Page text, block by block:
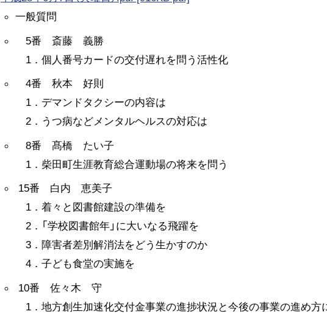
一般質問
5番 斎藤 義勝
1．個人番号カードの交付遅れを問う活性化
4番 秋本 好則
1．デマンドタクシーの内容は
2．うつ病などメンタルヘルスの対応は
8番 髙橋 たい子
1．柴田町生涯教育総合運動場の将来を問う
15番 白内 恵美子
1．着々と図書館建設の準備を
2．「学校図書館年」に大いなる飛躍を
3．障害者差別解消法をどう生かすのか
4．子ども食堂の実施を
10番 佐々木 守
1．地方創生加速化交付金事業の進捗状況と今後の事業の進め方